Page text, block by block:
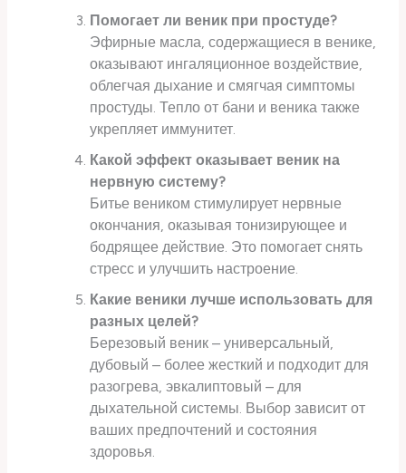
Помогает ли веник при простуде?
Эфирные масла, содержащиеся в венике,
оказывают ингаляционное воздействие,
облегчая дыхание и смягчая симптомы
простуды. Тепло от бани и веника также
укрепляет иммунитет.
Какой эффект оказывает веник на
нервную систему?
Битье веником стимулирует нервные
окончания, оказывая тонизирующее и
бодрящее действие. Это помогает снять
стресс и улучшить настроение.
Какие веники лучше использовать для
разных целей?
Березовый веник – универсальный,
дубовый – более жесткий и подходит для
разогрева, эвкалиптовый – для
дыхательной системы. Выбор зависит от
ваших предпочтений и состояния
здоровья.